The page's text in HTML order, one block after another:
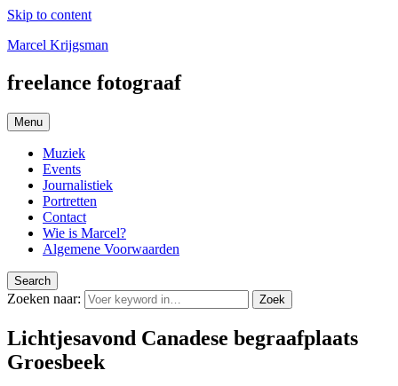
Skip to content
Marcel Krijgsman
freelance fotograaf
Menu
Muziek
Events
Journalistiek
Portretten
Contact
Wie is Marcel?
Algemene Voorwaarden
Search
Zoeken naar: Zoek
Lichtjesavond Canadese begraafplaats
Groesbeek